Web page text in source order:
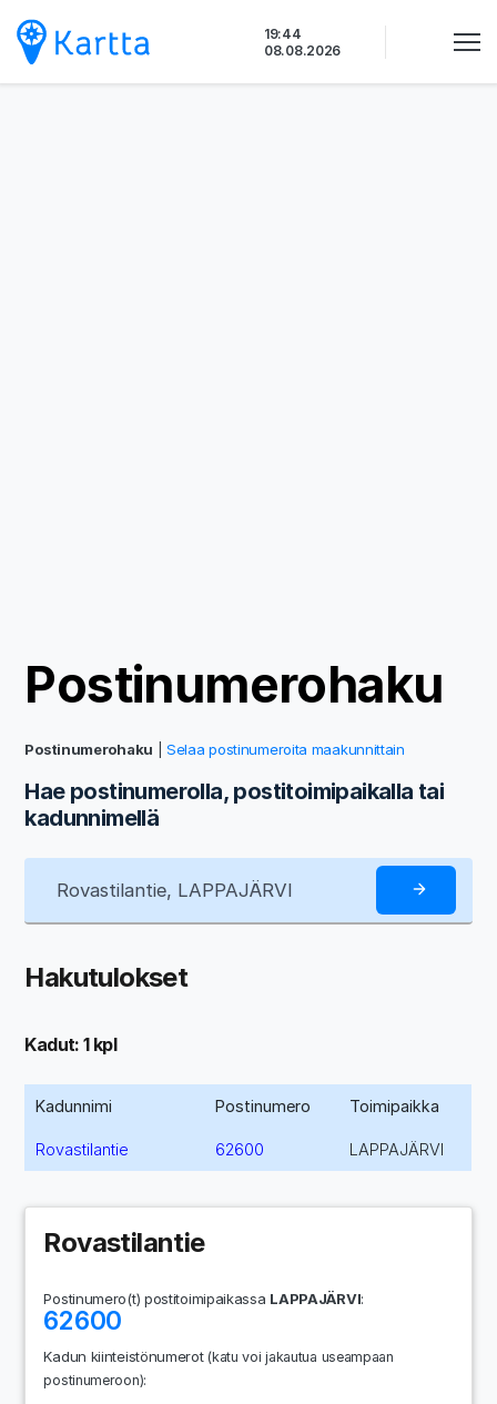
sisältöön
19:44
08.08.2026
Postinumerohaku
Postinumerohaku |Selaa postinumeroita maakunnittain
Hae postinumerolla, postitoimipaikalla tai
kadunnimellä
Hakutulokset
Kadut: 1 kpl
Kadunnimi Postinumero Toimipaikka
Rovastilantie 62600 LAPPAJÄRVI
Rovastilantie
Postinumero(t) postitoimipaikassa LAPPAJÄRVI:
62600
Kadun kiinteistönumerot(katu voi jakautua useampaan
postinumeroon):